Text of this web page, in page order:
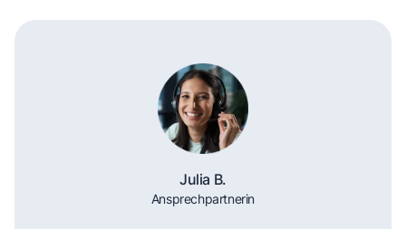
Julia B.
Ansprechpartnerin